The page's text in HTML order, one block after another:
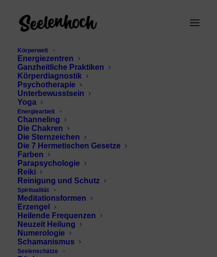
Körperwelt
Energiezentren
Ganzheitliche Praktiken
Körperdiagnostik
Psychotherapie
Unterbewusstsein
Yoga
Energiearbeit
Channeling
Die Chakren
Die Sternzeichen
Die 7 Hermetischen Gesetze
Farben
Parapsychologie
Reiki
Reinigung und Schutz
Spiritualität
Meditationsformen
Erzengel
Heilende Frequenzen
Neuzeit Heilung
Numerologie
Schamanismus
Seelenschätze
Charisma stärken